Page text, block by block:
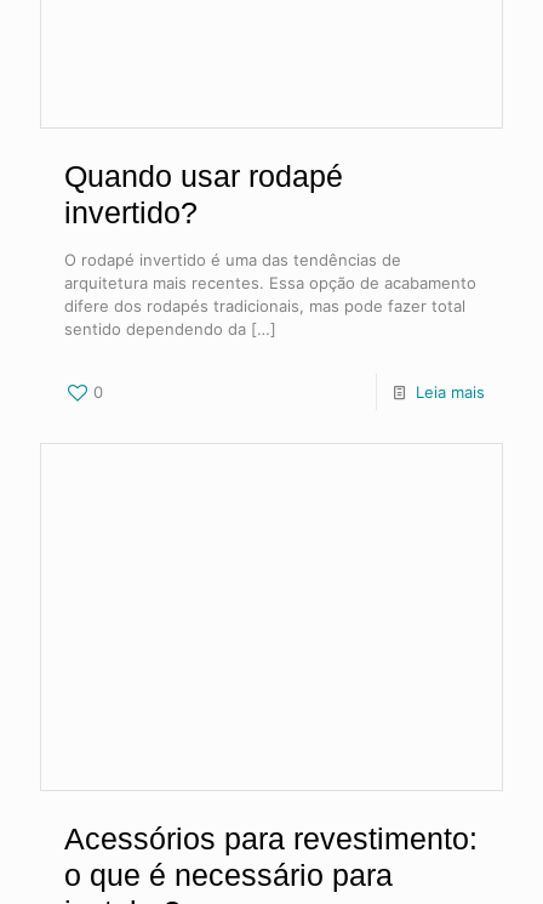
Quando usar rodapé
invertido?
O rodapé invertido é uma das tendências de
arquitetura mais recentes. Essa opção de acabamento
difere dos rodapés tradicionais, mas pode fazer total
sentido dependendo da […]
0 Leia mais
Acessórios para revestimento:
o que é necessário para